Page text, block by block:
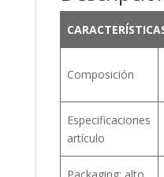
Composición
Especificaciones
artículo